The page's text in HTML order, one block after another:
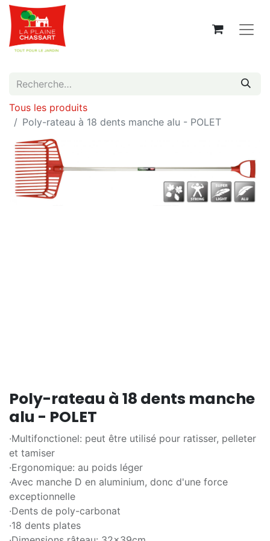
Tous les produits
Poly-rateau à 18 dents manche alu - POLET
Poly-rateau à 18 dents manche
alu - POLET
·Multifonctionel: peut être utilisé pour ratisser, pelleter
et tamiser
·Ergonomique: au poids léger
·Avec manche D en aluminium, donc d'une force
exceptionnelle
·Dents de poly-carbonat
·18 dents plates